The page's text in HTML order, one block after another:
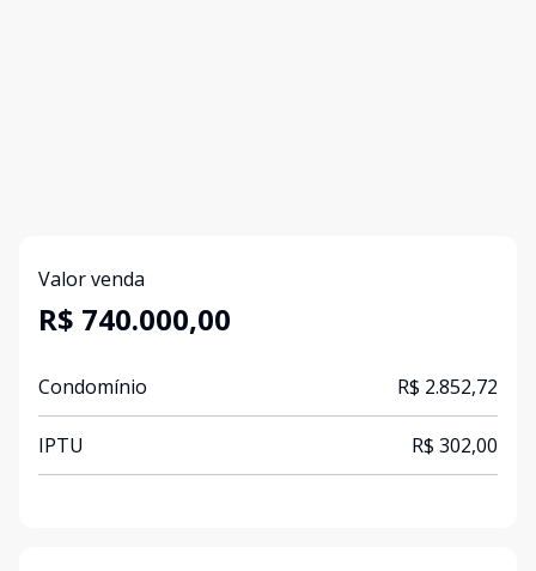
Valor venda
R$ 740.000,00
Condomínio R$ 2.852,72
IPTU R$ 302,00